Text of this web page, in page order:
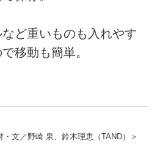
ど重いものも入れやす
移動も簡単。
文／野崎 泉、鈴木理恵（TAND）＞